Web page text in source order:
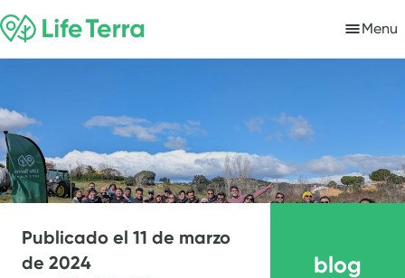
Menu
Publicado el 11 de marzo
de 2024
blog